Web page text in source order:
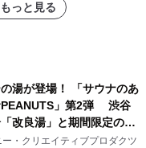
っと見る
湯が登場！ 「サウナのあ
PEANUTS」第2弾 渋谷
改良湯」と期間限定のコ
ョン サウナイキタイコラ
・クリエイティブプロダクツ